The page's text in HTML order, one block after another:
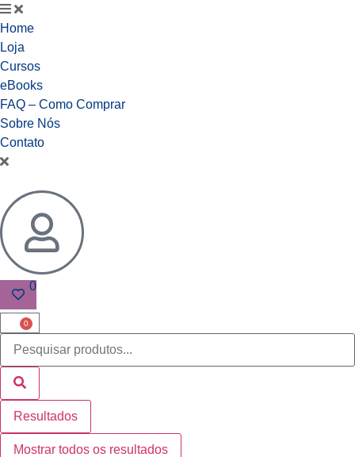
Home
Loja
Cursos
eBooks
FAQ – Como Comprar
Sobre Nós
Contato
0
0
Resultados
Mostrar todos os resultados